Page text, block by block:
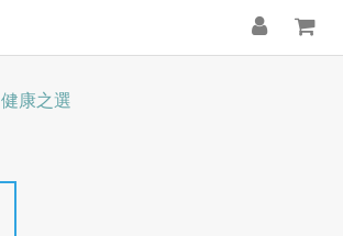
健康之選